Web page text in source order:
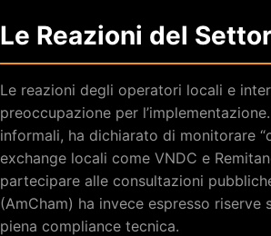
Le Reazioni del
Le reazioni degli operatori locali e
preoccupazione per
informali, ha dichiarato di monitorare
exchange locali come VNDC e
partecipare alle consultazioni
(AmCham) ha invece espresso
piena compliance tecnica.